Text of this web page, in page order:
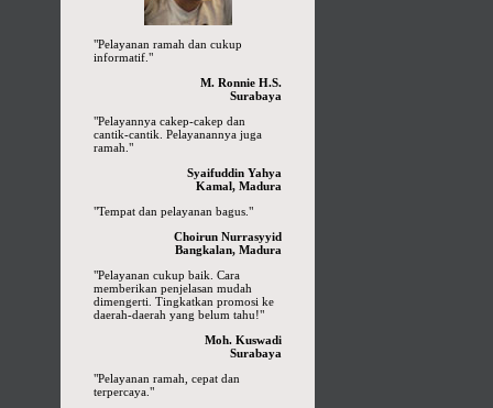
"Pelayanan ramah dan cukup
informatif."
M. Ronnie H.S.
Surabaya
"Pelayannya cakep-cakep dan
cantik-cantik. Pelayanannya juga
ramah."
Syaifuddin Yahya
Kamal, Madura
"Tempat dan pelayanan bagus."
Choirun Nurrasyyid
Bangkalan, Madura
"Pelayanan cukup baik. Cara
memberikan penjelasan mudah
dimengerti. Tingkatkan promosi ke
daerah-daerah yang belum tahu!"
Moh. Kuswadi
Surabaya
"Pelayanan ramah, cepat dan
terpercaya."